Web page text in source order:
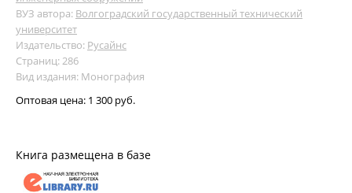
ВУЗ автора: Волгоградский государственный технический
университет
Издательство: Русайнс
Страниц: 286
Вид издания: Монография
Оптовая цена: 1 300 руб.
Книга размещена в базе